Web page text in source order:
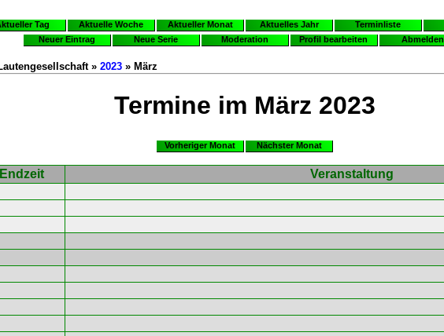
Tag Aktuelle Woche Aktueller Monat Aktuelles Jahr Terminliste
Neuer Eintrag
Neue Serie Moderation Profil bearbeiten Abmelden
» 2023 » März
Termine im März 2023
Vorheriger Monat Nächster Monat
Endzeit
Veranstaltung